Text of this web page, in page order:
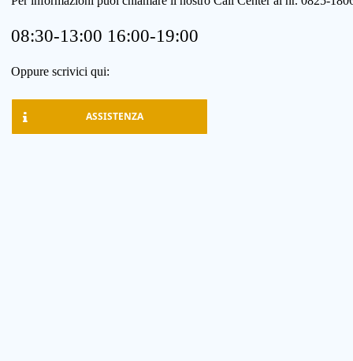
08:30-13:00 16:00-19:00
Oppure scrivici qui:
ASSISTENZA